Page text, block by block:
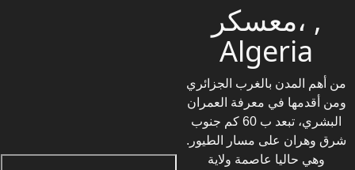
معسكر، ,
Algeria
من أهم المدن بالغرب الجزائري
ومن أقدمها في معرفة العمران
البشري، تبعد ب 60 كم جنوب
شرق وهران على مسار الطيور.
وهي حاليا عاصمة ولاية